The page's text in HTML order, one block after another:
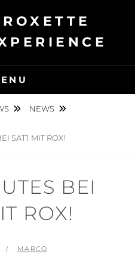
NEWS
SAT1 MIT ROX!
BEI
ROX!
BY
MARCO